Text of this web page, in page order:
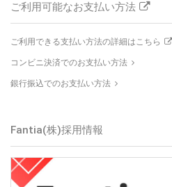
ご利用可能なお支払い方法
ご利用できる支払い方法の詳細はこちら
コンビニ決済でのお支払い方法
銀行振込でのお支払い方法
Fantia(株)採用情報